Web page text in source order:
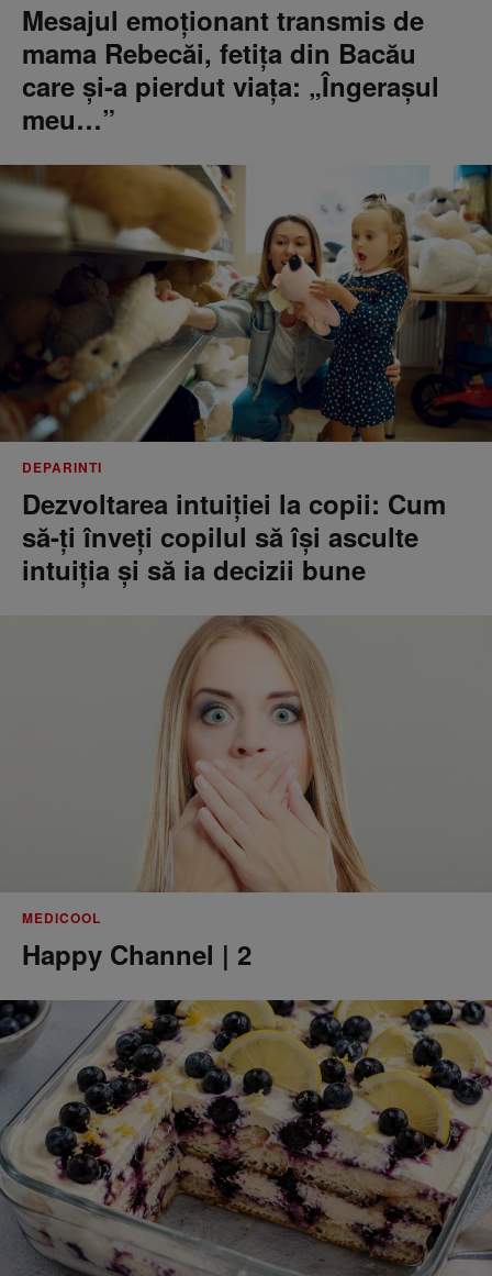
Mesajul emoționant transmis de
mama Rebecăi, fetița din Bacău
care și-a pierdut viața: „Îngerașul
meu…”
DEPARINTI
Dezvoltarea intuiției la copii: Cum
să-ți înveți copilul să își asculte
intuiția și să ia decizii bune
MEDICOOL
Happy Channel | 2